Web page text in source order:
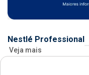
Nestlé Professional
Veja mais